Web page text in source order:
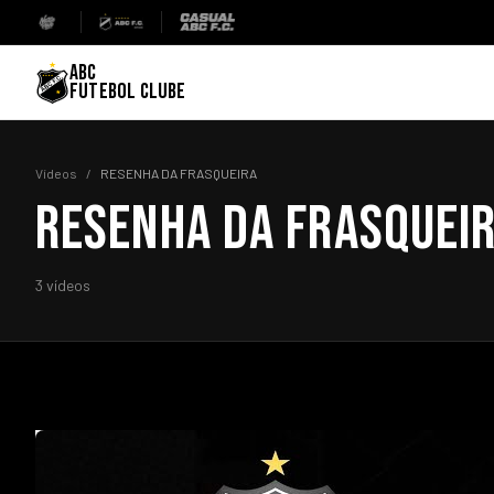
ABC
FUTEBOL CLUBE
Vídeos / RESENHA DA FRASQUEIRA
RESENHA DA
3 vídeos